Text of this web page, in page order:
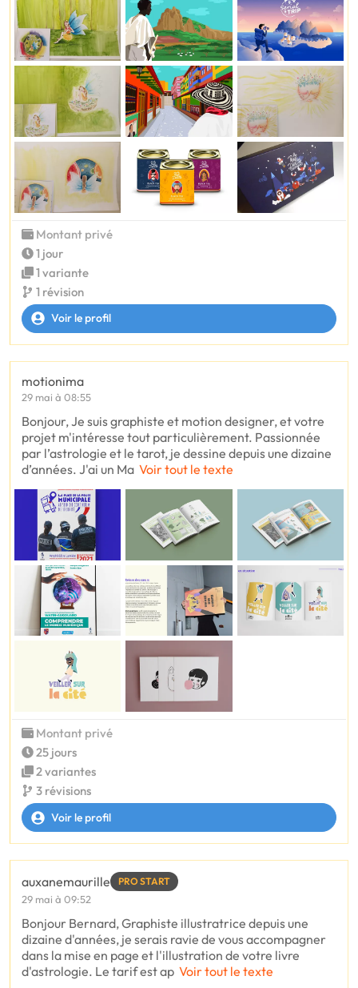
Montant privé
1 jour
1 variante
1 révision
Voir le profil
motionima
29 mai à 08:55
Bonjour, Je suis graphiste et motion designer, et votre
projet m'intéresse tout particulièrement. Passionnée
par l’astrologie et le tarot, je dessine depuis une dizaine
d’années. J'ai un Ma Voir tout le texte
Montant privé
25 jours
2 variantes
3 révisions
Voir le profil
auxanemaurille PRO START
29 mai à 09:52
Bonjour Bernard, Graphiste illustratrice depuis une
dizaine d'années, je serais ravie de vous accompagner
dans la mise en page et l'illustration de votre livre
d'astrologie. Le tarif est ap Voir tout le texte